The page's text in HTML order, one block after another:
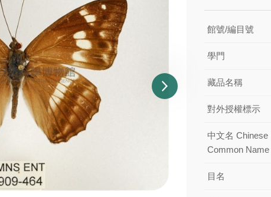
館號/編目號
學門
藏品名稱
對外授權標示
中文名 Chinese
Common Name
目名